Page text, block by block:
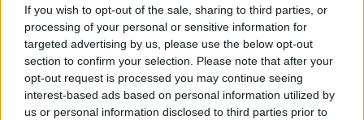
If you wish to opt-out of the sale, sharing to third parties, or
processing of your personal or sensitive information for
targeted advertising by us, please use the below opt-out
section to confirm your selection. Please note that after your
opt-out request is processed you may continue seeing
interest-based ads based on personal information utilized by
us or personal information disclosed to third parties prior to